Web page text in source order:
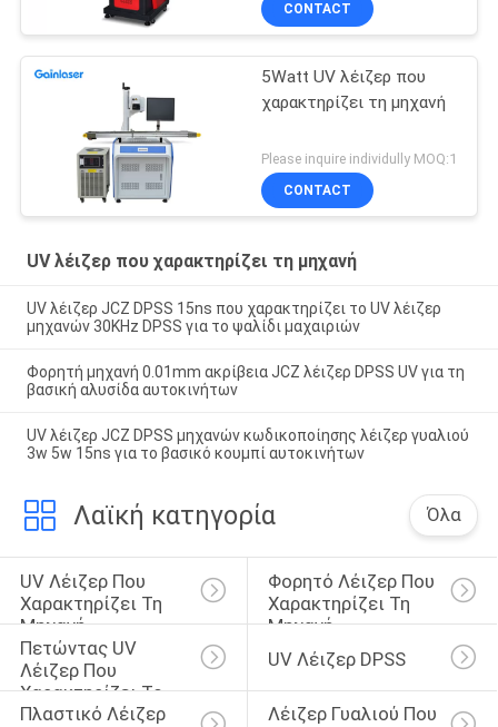
CONTACT
5Watt UV λέιζερ που
χαρακτηρίζει τη μηχανή
Please inquire individully MOQ:1
CONTACT
UV λέιζερ που χαρακτηρίζει τη μηχανή
UV λέιζερ JCZ DPSS 15ns που χαρακτηρίζει το UV λέιζερ
μηχανών 30KHz DPSS για το ψαλίδι μαχαιριών
Φορητή μηχανή 0.01mm ακρίβεια JCZ λέιζερ DPSS UV για τη
βασική αλυσίδα αυτοκινήτων
UV λέιζερ JCZ DPSS μηχανών κωδικοποίησης λέιζερ γυαλιού
3w 5w 15ns για το βασικό κουμπί αυτοκινήτων
Λαϊκή κατηγορία Όλα
UV Λέιζερ Που
Χαρακτηρίζει Τη
Μηχανή
Φορητό Λέιζερ Που
Χαρακτηρίζει Τη
Μηχανή
Πετώντας UV
Λέιζερ Που
Χαρακτηρίζει Το
Σύστημα
UV Λέιζερ DPSS
Πλαστικό Λέιζερ
Λέιζερ Γυαλιού Που